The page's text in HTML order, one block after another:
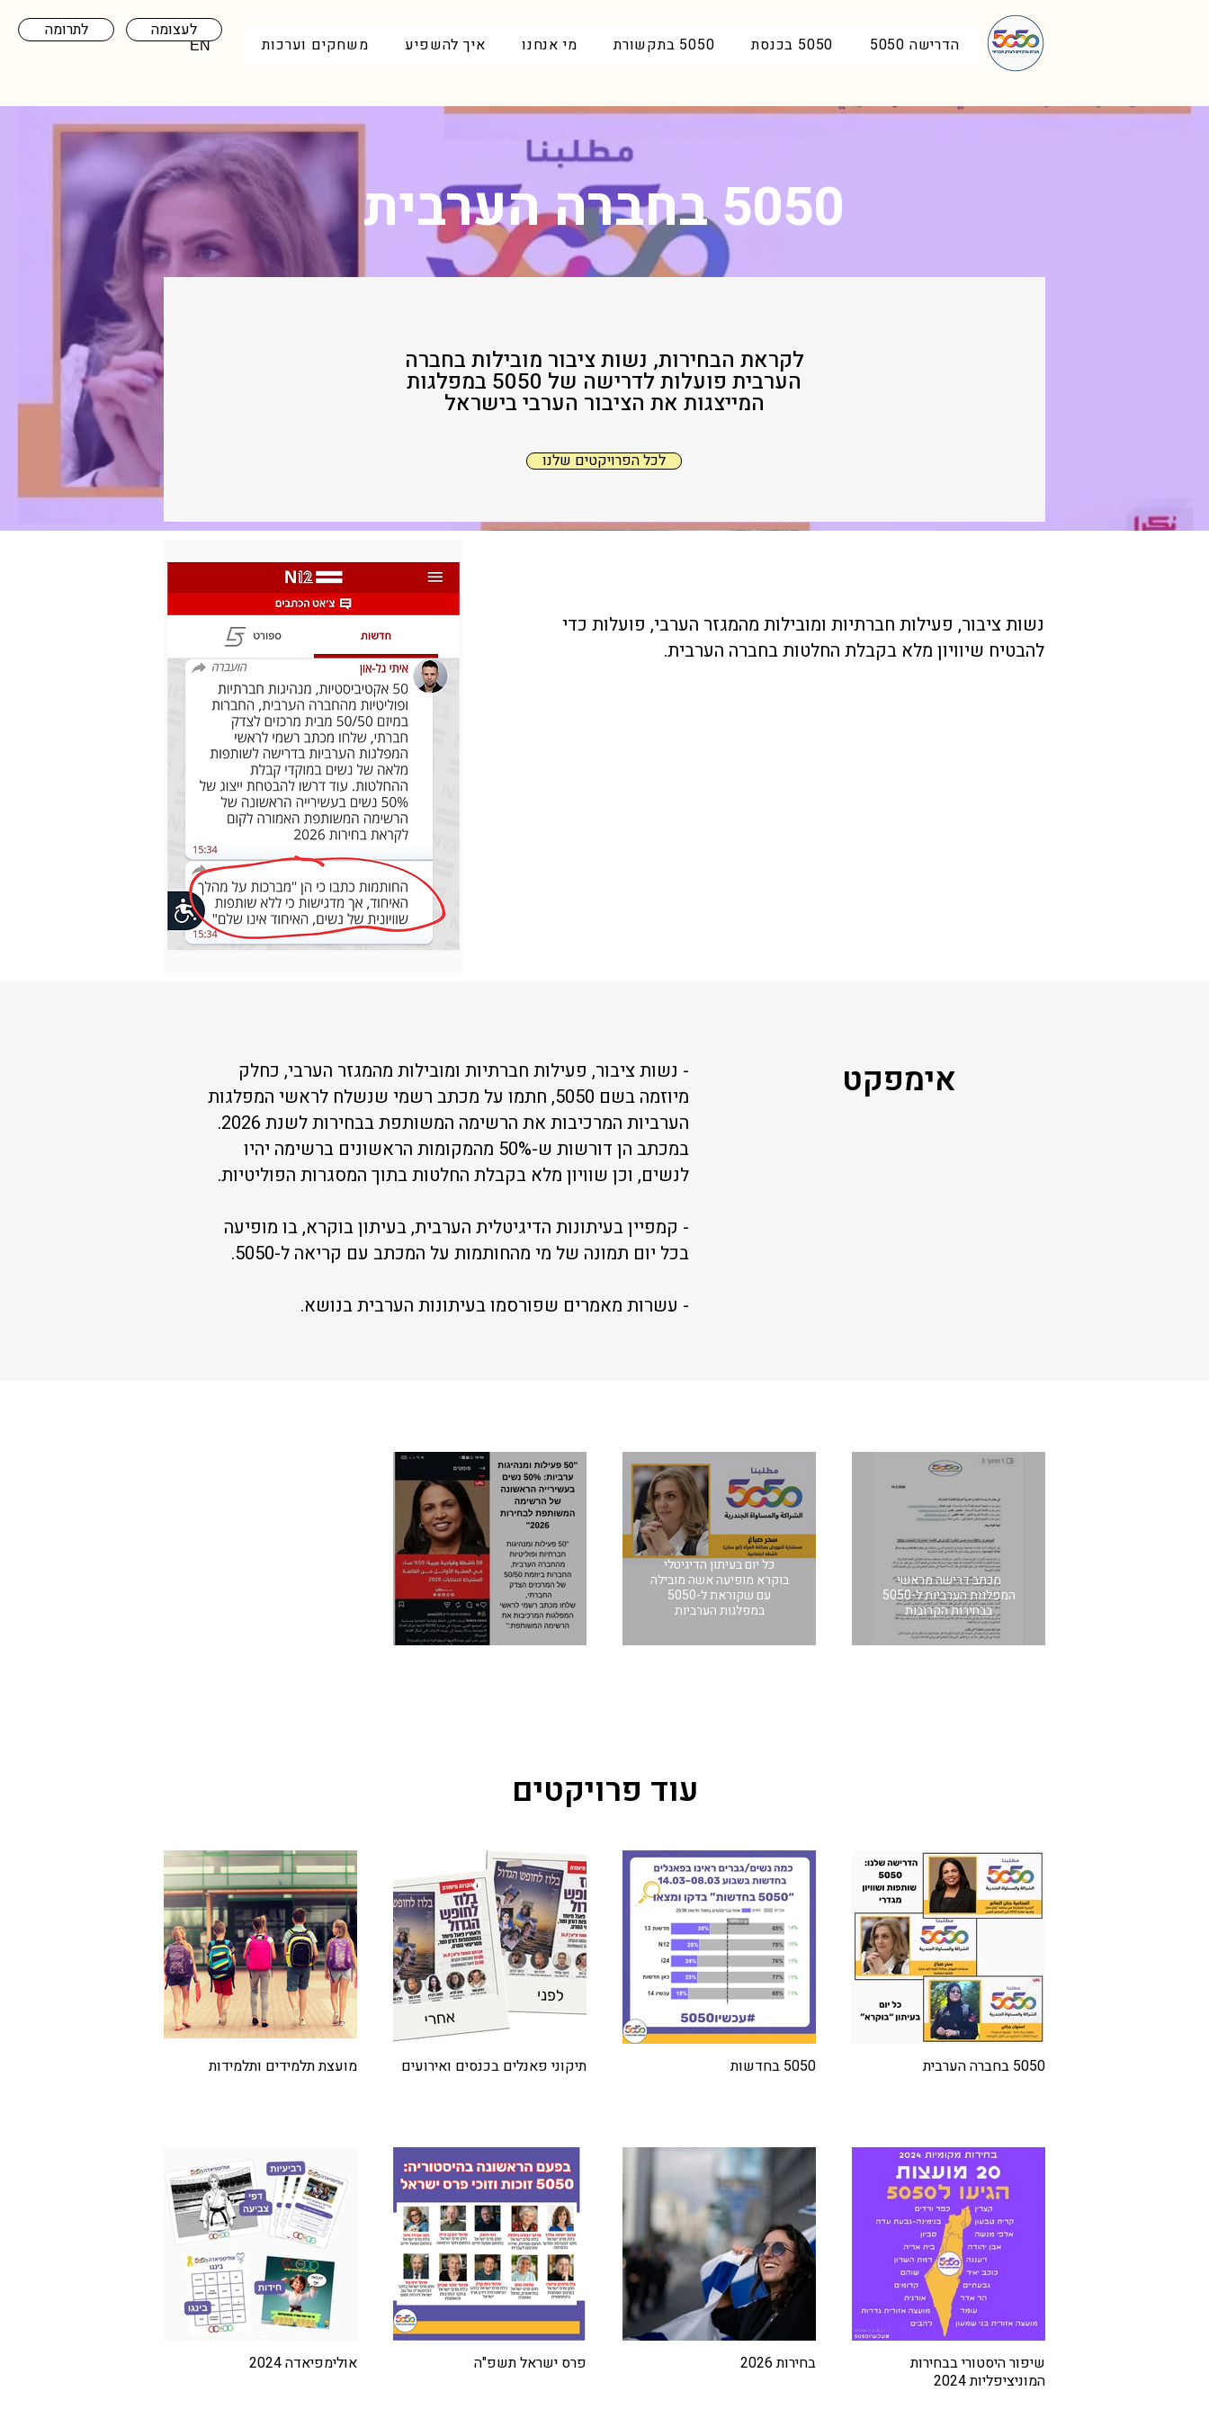
לתרומה לעצומה
EN הדרישה 5050 5050 בכנסת 5050 בתקשורת מי אנחנו איך להשפיע משחקים וערכות
5050 בחברה הערבית
לקראת הבחירות, נשות ציבור מובילות בחברה
הערבית פועלות לדרישה של 5050 במפלגות
המייצגות את הציבור הערבי בישראל
לכל הפרויקטים שלנו
נשות ציבור, פעילות חברתיות ומובילות מהמגזר הערבי, פועלות כדי
להבטיח שיוויון מלא בקבלת החלטות בחברה הערבית.
- נשות ציבור, פעילות חברתיות ומובילות מהמגזר הערבי, כחלק
מיוזמה בשם 5050, חתמו על מכתב רשמי שנשלח לראשי המפלגות
הערביות המרכיבות את הרשימה המשותפת בבחירות לשנת 2026.
במכתב הן דורשות ש-50% מהמקומות הראשונים ברשימה יהיו
לנשים, וכן שוויון מלא בקבלת החלטות בתוך המסגרות הפוליטיות.
- קמפיין בעיתונות הדיגיטלית הערבית, בעיתון בוקרא, בו מופיעה
בכל יום תמונה של מי מהחותמות על המכתב עם קריאה ל-5050.
- עשרות מאמרים שפורסמו בעיתונות הערבית בנושא.
אימפקט
מכתב דרישה מראשי
המפלגות הערביות ל-5050
בבחירות הקרובות
כל יום בעיתון הדיגיטלי
בוקרא מופיעה אשה מובילה
עם שקוראת ל-5050
במפלגות הערביות
עוד פרויקטים
5050 בחברה הערבית 5050 בחדשות תיקוני פאנלים בכנסים ואירועים מועצת תלמידים ותלמידות
שיפור היסטורי בבחירות
המוניציפליות 2024
בחירות 2026 פרס ישראל תשפ"ה אולימפיאדה 2024